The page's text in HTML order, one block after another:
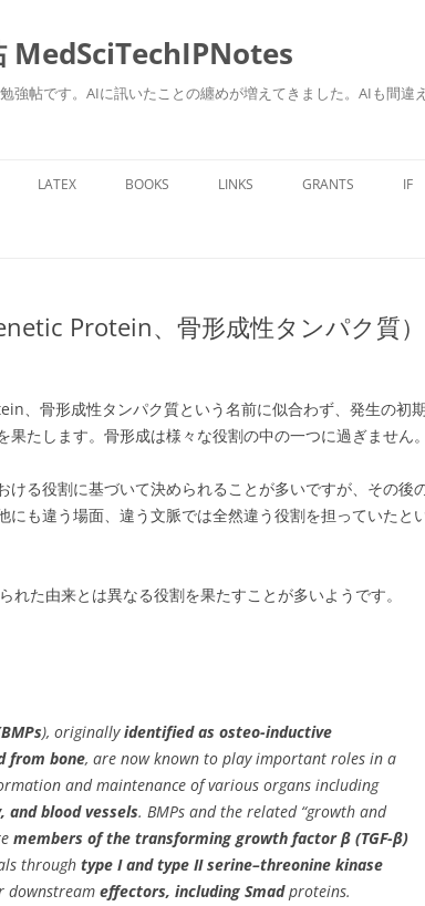
MedSciTechIPNotes
強帖です。AIに訊いたことの纏めが増えてきました。AIも間
LATEX BOOKS LINKS GRANTS IF
Protein、骨形成性タンパク質）
、骨形成性タンパク質という名前に似合わず、発生の初期
たします。骨形成は様々な役割の中の一つに過ぎません。
ける役割に基づいて決められることが多いですが、その後
にも違う場面、違う文脈では全然違う役割を担っていたと
れた由来とは異なる役割を果たすことが多いようです。
), originallyidentified as osteo-inductive
from bone, are now known to play important roles in a
and maintenance of various organs including
and blood vessels. BMPs and the related “growth and
members of the transforming growth factor β (TGF-β)
through type I and type II serine–threonine kinase
downstream effectors, including Smadproteins.